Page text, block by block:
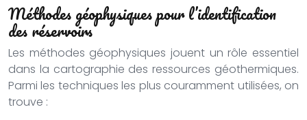
Méthodes géophysiques pour l’identification
des réservoirs
Les méthodes géophysiques jouent un rôle essentiel
dans la cartographie des ressources géothermiques.
Parmi les techniques les plus couramment utilisées, on
trouve :